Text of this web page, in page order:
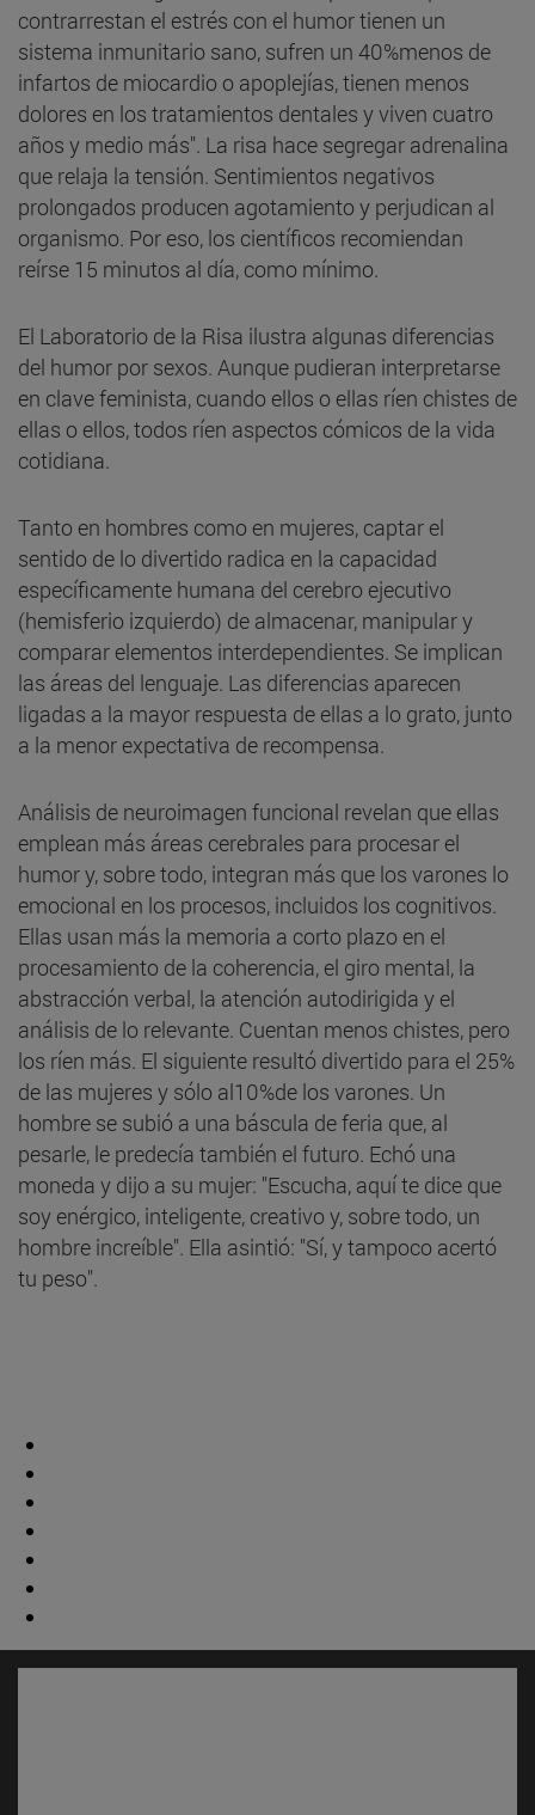
contrarrestan el estrés con el humor tienen un
sistema inmunitario sano, sufren un 40%menos de
infartos de miocardio o apoplejías, tienen menos
dolores en los tratamientos dentales y viven cuatro
años y medio más". La risa hace segregar adrenalina
que relaja la tensión. Sentimientos negativos
prolongados producen agotamiento y perjudican al
organismo. Por eso, los científicos recomiendan
reírse 15 minutos al día, como mínimo.
El Laboratorio de la Risa ilustra algunas diferencias
del humor por sexos. Aunque pudieran interpretarse
en clave feminista, cuando ellos o ellas ríen chistes de
ellas o ellos, todos ríen aspectos cómicos de la vida
cotidiana.
Tanto en hombres como en mujeres, captar el
sentido de lo divertido radica en la capacidad
específicamente humana del cerebro ejecutivo
(hemisferio izquierdo) de almacenar, manipular y
comparar elementos interdependientes. Se implican
las áreas del lenguaje. Las diferencias aparecen
ligadas a la mayor respuesta de ellas a lo grato, junto
a la menor expectativa de recompensa.
Análisis de neuroimagen funcional revelan que ellas
emplean más áreas cerebrales para procesar el
humor y, sobre todo, integran más que los varones lo
emocional en los procesos, incluidos los cognitivos.
Ellas usan más la memoria a corto plazo en el
procesamiento de la coherencia, el giro mental, la
abstracción verbal, la atención autodirigida y el
análisis de lo relevante. Cuentan menos chistes, pero
los ríen más. El siguiente resultó divertido para el 25%
de las mujeres y sólo al10%de los varones. Un
hombre se subió a una báscula de feria que, al
pesarle, le predecía también el futuro. Echó una
moneda y dijo a su mujer: "Escucha, aquí te dice que
soy enérgico, inteligente, creativo y, sobre todo, un
hombre increíble". Ella asintió: "Sí, y tampoco acertó
tu peso".